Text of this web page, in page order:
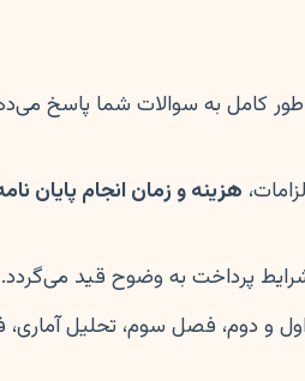
کامل به سوالات شما پاسخ
هزینه و زمان انجام پایان
پرداخت به وضوح قید می‌گردد.
اول و دوم، فصل سوم، تحلیل